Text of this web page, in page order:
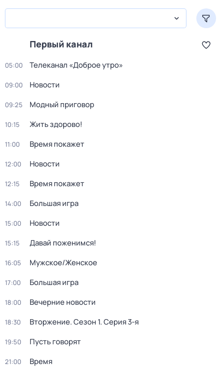
Первый канал
05:00 Телеканал «Доброе утро»
09:00 Новости
09:25 Модный приговор
10:15 Жить здорово!
11:00 Время покажет
12:00 Новости
12:15 Время покажет
14:00 Большая игра
15:00 Новости
15:15 Давай поженимся!
16:05 Мужское/Женское
17:00 Большая игра
18:00 Вечерние новости
18:30 Вторжение. Сезон 1. Серия 3-я
19:50 Пусть говорят
21:00 Время